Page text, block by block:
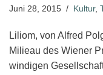
Juni 28, 2015 Kultur,
Liliom, von Alfred
Milieau des Wiener
windigen